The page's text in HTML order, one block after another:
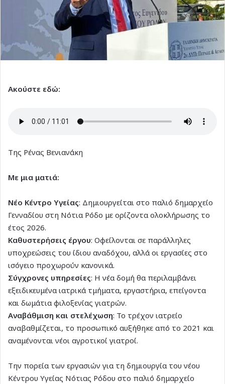
Ακούστε εδώ:
Της Ρένας Βενιανάκη
Με μια ματιά:
Νέο Κέντρο Υγείας: Δημιουργείται στο παλιό δημαρχείο
Γενναδίου στη Νότια Ρόδο με ορίζοντα ολοκλήρωσης το
έτος 2026.
Καθυστερήσεις έργου: Οφείλονται σε παράλληλες
υποχρεώσεις του ίδιου αναδόχου, αλλά οι εργασίες στο
ισόγειο προχωρούν κανονικά.
Σύγχρονες υπηρεσίες: Η νέα δομή θα περιλαμβάνει
εξειδικευμένα ιατρικά τμήματα, εργαστήρια, επείγοντα
και δωμάτια φιλοξενίας γιατρών.
Αναβάθμιση και στελέχωση: Το τρέχον ιατρείο
αναβαθμίζεται, το προσωπικό αυξήθηκε από το 2021 και
αναμένονται νέοι αγροτικοί γιατροί.
Την πορεία των εργασιών για τη δημιουργία του νέου
Κέντρου Υγείας Νότιας Ρόδου στο παλιό δημαρχείο